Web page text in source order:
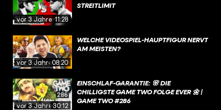
vor 3 Jahren11:28
STREITLIMIT
vor 3 Jahren08:20
WELCHE VIDEOSPIEL-HAUPTFIGUR NERVT
AM MEISTEN?
vor 3 Jahren30:12
EINSCHLAF-GARANTIE: 🌸 DIE
CHILLIGSTE GAME TWO FOLGE EVER 🌼 |
GAME TWO #286